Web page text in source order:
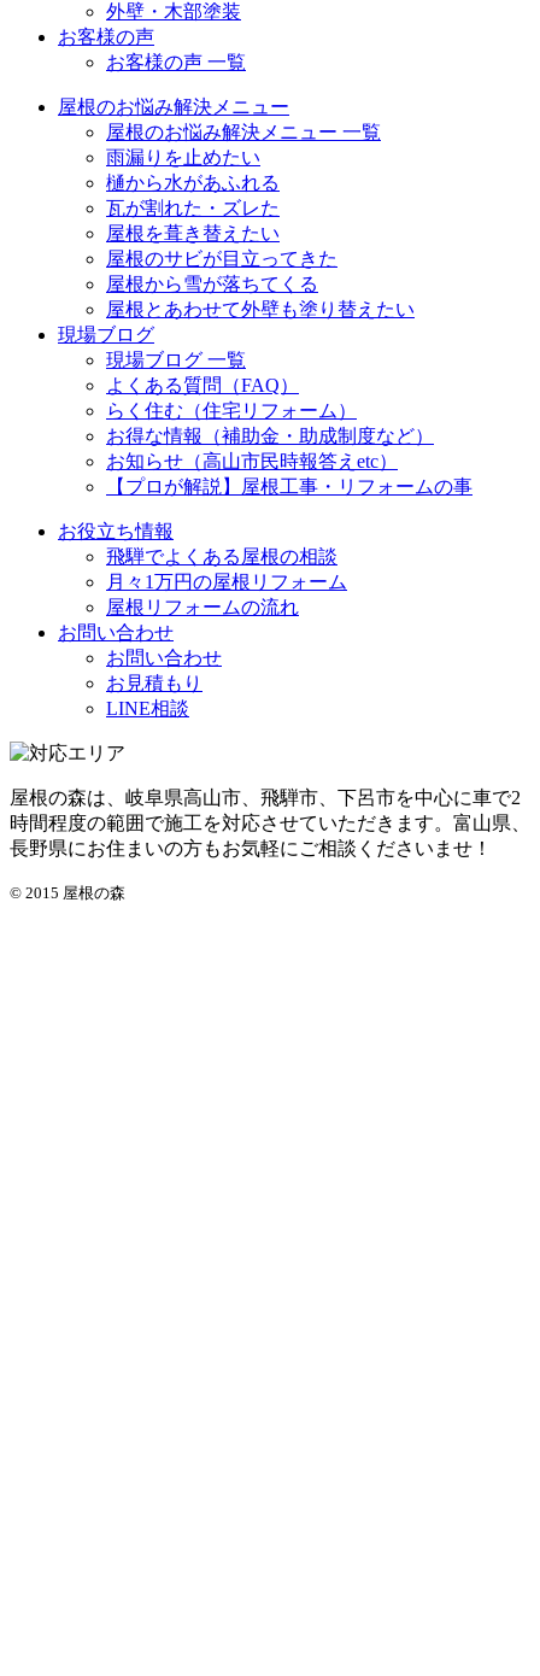
外壁・木部塗装
お客様の声
お客様の声 一覧
屋根のお悩み解決メニュー
屋根のお悩み解決メニュー 一覧
雨漏りを止めたい
樋から水があふれる
瓦が割れた・ズレた
屋根を葺き替えたい
屋根のサビが目立ってきた
屋根から雪が落ちてくる
屋根とあわせて外壁も塗り替えたい
現場ブログ
現場ブログ 一覧
よくある質問（FAQ）
らく住む（住宅リフォーム）
お得な情報（補助金・助成制度など）
お知らせ（高山市民時報答えetc）
【プロが解説】屋根工事・リフォームの事
お役立ち情報
飛騨でよくある屋根の相談
月々1万円の屋根リフォーム
屋根リフォームの流れ
お問い合わせ
お問い合わせ
お見積もり
LINE相談
屋根の森は、岐阜県高山市、飛騨市、下呂市を中心に車で2
時間程度の範囲で施工を対応させていただきます。富山県、
長野県にお住まいの方もお気軽にご相談くださいませ！
© 2015 屋根の森